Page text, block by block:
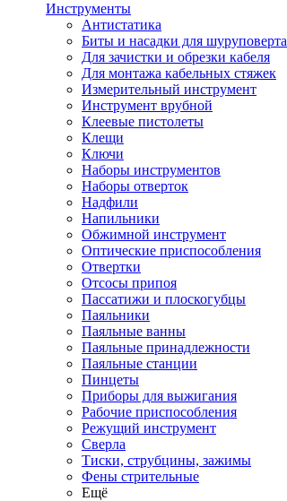
Инструменты
Антистатика
Биты и насадки для шуруповерта
Для зачистки и обрезки кабеля
Для монтажа кабельных стяжек
Измерительный инструмент
Инструмент врубной
Клеевые пистолеты
Клещи
Ключи
Наборы инструментов
Наборы отверток
Надфили
Напильники
Обжимной инструмент
Оптические приспособления
Отвертки
Отсосы припоя
Пассатижи и плоскогубцы
Паяльники
Паяльные ванны
Паяльные принадлежности
Паяльные станции
Пинцеты
Приборы для выжигания
Рабочие приспособления
Режущий инструмент
Сверла
Тиски, струбцины, зажимы
Фены стрительные
Ещё